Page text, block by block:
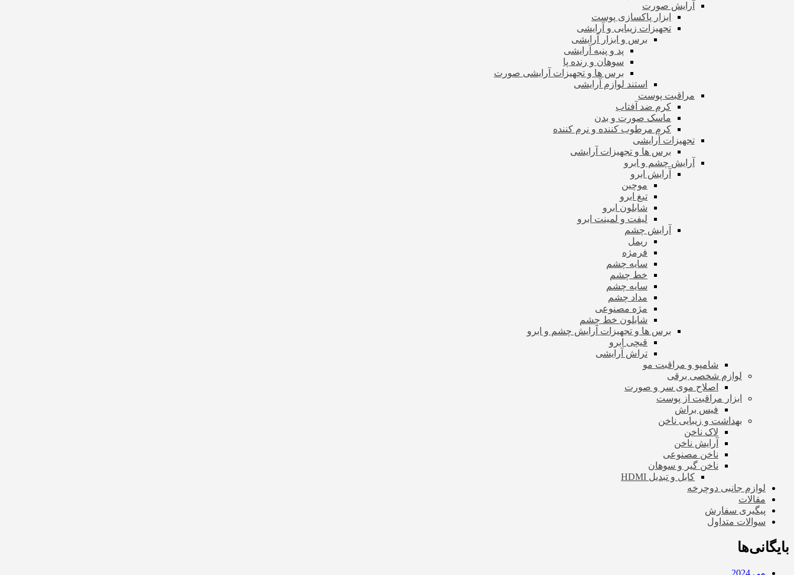
آرایش صورت
ابزار پاکسازی پوست
تجهیزات زیبایی و آرایشی
برس و ابزار آرایشی
پد و پنبه آرایشی
سوهان و رنده پا
برس ها و تجهیزات آرایشی صورت
استند لوازم آرایشی
مراقبت پوست
کرم ضد آفتاب
ماسک صورت و بدن
کرم مرطوب کننده و نرم کننده
تجهیزات آرایشی
برس ها و تجهیزات آرایشی
آرایش چشم و ابرو
آرایش ابرو
موچین
تیغ ابرو
شابلون ابرو
لیفت و لمینت ابرو
آرایش چشم
ریمل
فرمژه
سایه چشم
خط چشم
سایه چشم
مداد چشم
مژه مصنوعی
شابلون خط چشم
برس ها و تجهیزات آرایش چشم و ابرو
قیچی ابرو
تراش آرایشی
شامپو و مراقبت مو
لوازم شخصی برقی
اصلاح موی سر و صورت
ابزار مراقبت از پوست
فیس براش
بهداشت و زیبایی ناخن
لاک ناخن
آرایش ناخن
ناخن مصنوعی
ناخن گیر و سوهان
کابل و تبدیل HDMI
لوازم جانبی دوچرخه
مقالات
پیگیری سفارش
سوالات متداول
بایگانی‌ها
می 2024